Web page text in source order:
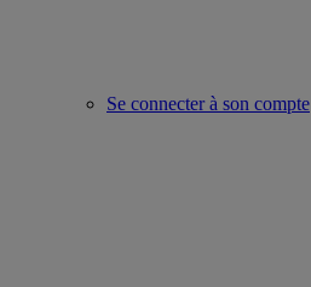
Se connecter à son compte